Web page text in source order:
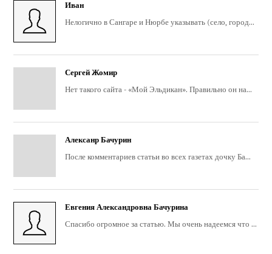
Иван
Нелогично в Сангаре и Нюрбе указывать (село, город...
Сергей Жомир
Нет такого сайта - «Мой Эльдикан». Правильно он на...
Алексанр Бачурин
После комментариев статьи во всех газетах дочку Ба...
Евгения Александровна Бачурина
Спасибо огромное за статью. Мы очень надеемся что ...